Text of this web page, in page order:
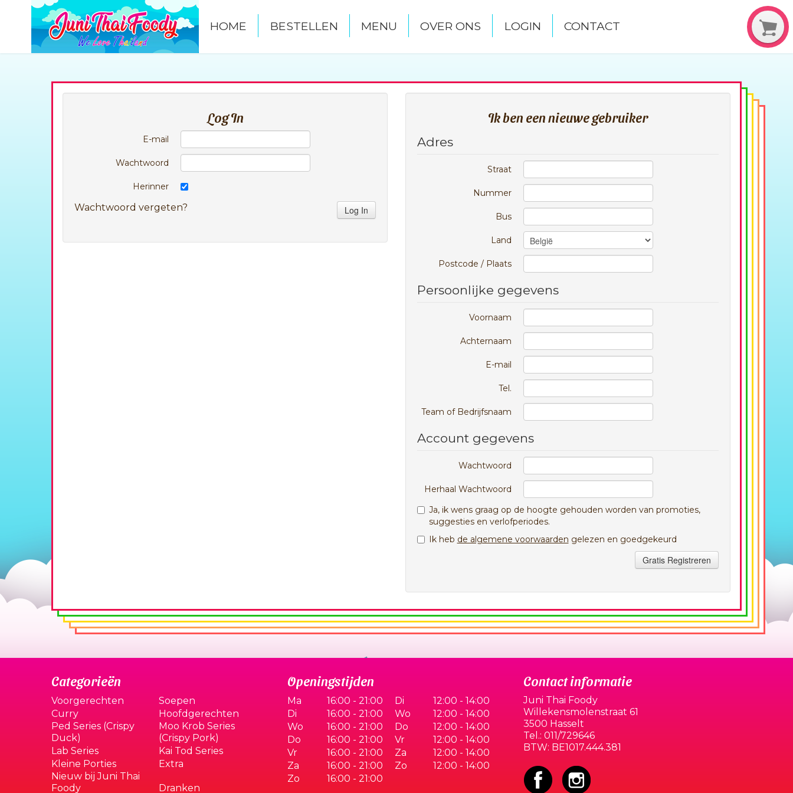
HOME BESTELLEN MENU OVER ONS LOGIN CONTACT
Log In
E-mail
Wachtwoord
Herinner
Wachtwoord vergeten? Log In
Ik ben een nieuwe gebruiker
Adres
Straat
Nummer
Bus
Land
Postcode / Plaats
Persoonlijke gegevens
Voornaam
Achternaam
E-mail
Tel.
Team of Bedrijfsnaam
Account gegevens
Wachtwoord
Herhaal Wachtwoord
Ja, ik wens graag op de hoogte gehouden worden van promoties,
suggesties en verlofperiodes.
Ik heb de algemene voorwaarden gelezen en goedgekeurd
Gratis Registreren
Categorieën
Voorgerechten
Soepen
Curry
Hoofdgerechten
Ped Series (Crispy
Duck)
Moo Krob Series
(Crispy Pork)
Lab Series
Kai Tod Series
Kleine Porties
Extra
Nieuw bij Juni Thai
Foody
Dranken
Openingstijden
Ma 16:00 - 21:00 Di
12:00 - 14:00
Di
16:00 - 21:00 Wo
12:00 - 14:00
Wo
16:00 - 21:00 Do
12:00 - 14:00
Do
16:00 - 21:00 Vr
12:00 - 14:00
Vr
16:00 - 21:00 Za
12:00 - 14:00
Za
16:00 - 21:00 Zo
12:00 - 14:00
Zo
16:00 - 21:00
Contact informatie
Juni Thai Foody
Willekensmolenstraat 61
3500 Hasselt
Tel.: 011/729646
BTW: BE1017.444.381